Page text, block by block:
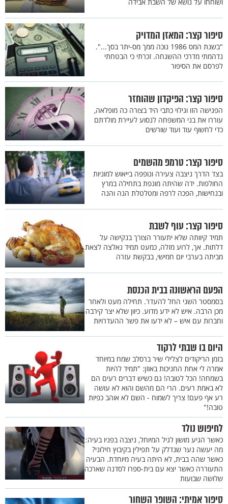
ושוחחו על נושא של השבת אבידה
סיפור קצר: המאזן המדויק
"בשנת המס 1986 נוכה ממך מס-יתר בסך...".
נדהמתי מדרכי ההשגחה. זכרתי כי הבטחתי
לפרסם את הסיפור
סיפור קצר: הפיקדון שהוחזר
הפגישה הזו וגילוי כתבי היד בצורה כה מופלאה,
עוררו את בני המשפחה לנסוע לעיירת מולדתם
כדי לחשוף עוד ועוד שורשים
סיפור קצר: טרמפ מהשמים
בצד הדרך ניצבה צעירה ונופפה בייאוש למוניות
החולפות. ידה שהיתה מונפת בתחילה במרץ
ובנחישות, הפכה לרפה ומטלטלת הנה והנה
סיפור קצר: עוף לשבת
תמיד קיוותה שלא יתעורר הצורך בנקישה על
דלתות. אך, לרוע מזלה, כמעט תמיד נאלצה לצאת
מביתה בערבי יום חמישי, בבקשת עזרה
הפעם הראשונה בבית הכנסת
בסמסטר השני החל להעדר. תחילה מעט ולאחר
מכן הרבה. איש לא ידע מדוע. כיוון שלא יצר קירבה
וחברות עם איש – לא ידעו את פשר ההעדרויות
היום בו שבתי לרקוד
בזמן הריקודים לצלילי שיר ברסלב שמח במיוחד
אמרה לי אחת החניכות באוזן: "תמיד להיות
בשמחה! הכל לטובה! גם כשיש דברים רעים הם
לא באמת רעים. הרי הם מהשם והוא לא עושה
רע אף פעם! צריך לשמוח - השם לא אוהב כפיות
טובה!"
לחיפוש נולד
כאשר הגיע מושון לגיל המיוחל, ניצבה בפניו בעיה:
מה יעשה נער שנדלק על תפילין בקיבוץ חילוני?
כאשר שהה בבית, לא היתה בעיה מיוחדת. הבעיה
התעוררה כאשר יצא עם בית-ספרו לסדנה שארכה
שלושה שבועות
סיפור אמיתי: השופר השחור